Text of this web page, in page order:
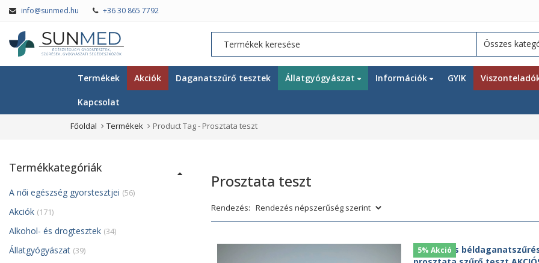
info@sunmed.hu +36 30 865 7792
Termékek Akciók Daganatszűrő tesztek Állatgyógyászat Információk GYIK
Kapcsolat
Főoldal Termékek Product Tag - Prosztata teszt
Prosztata teszt
Rendezés:
5% Akció
Termékkategóriák
A női egészség gyorstesztjei (56)
Akciók (171)
Alkohol- és drogtesztek (34)
Állatgyógyászat (39)